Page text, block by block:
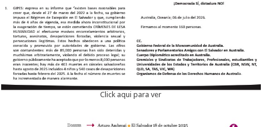
Click aqui para ver